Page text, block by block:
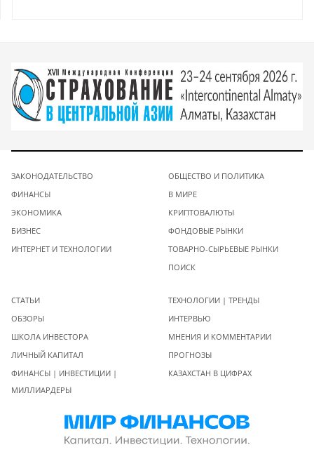
ЗАКОНОДАТЕЛЬСТВО
ФИНАНСЫ
ЭКОНОМИКА
БИЗНЕС
ИНТЕРНЕТ И ТЕХНОЛОГИИ
ОБЩЕСТВО И ПОЛИТИКА
В МИРЕ
КРИПТОВАЛЮТЫ
ФОНДОВЫЕ РЫНКИ
ТОВАРНО-СЫРЬЕВЫЕ РЫНКИ
ПОИСК
СТАТЬИ
ОБЗОРЫ
ШКОЛА ИНВЕСТОРА
ЛИЧНЫЙ КАПИТАЛ
ФИНАНСЫ | ИНВЕСТИЦИИ |
МИЛЛИАРДЕРЫ
ТЕХНОЛОГИИ | ТРЕНДЫ
ИНТЕРВЬЮ
МНЕНИЯ И КОММЕНТАРИИ
ПРОГНОЗЫ
КАЗАХСТАН В ЦИФРАХ